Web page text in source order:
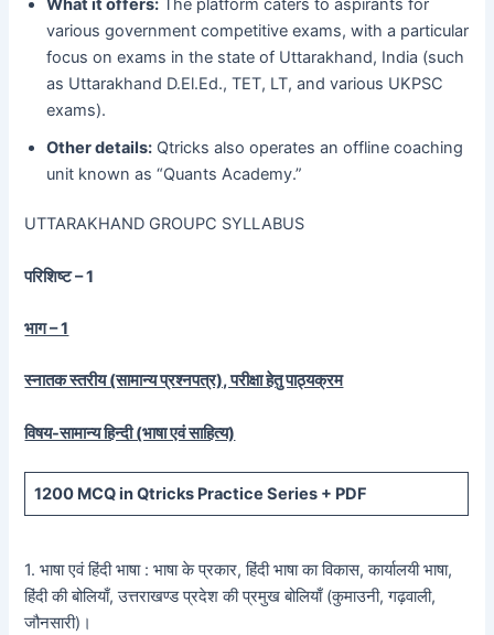
various government competitive exams, with a particular
focus on exams in the state of Uttarakhand, India (such
as Uttarakhand D.El.Ed., TET, LT, and various UKPSC
exams).
Other details: Qtricks also operates an offline coaching
unit known as “Quants Academy.”
UTTARAKHAND GROUPC SYLLABUS
परिशिष्ट – 1
भाग – 1
स्नातक स्तरीय (सामान्य प्रश्नपत्र), परीक्षा हेतु पाठ्यक्रम
विषय-सामान्य हिन्दी (भाषा एवं साहित्य)
1200 MCQ in Qtricks Practice Series + PDF
1. भाषा एवं हिंदी भाषा : भाषा के प्रकार, हिंदी भाषा का विकास, कार्यालयी भाषा,
हिंदी की बोलियाँ, उत्तराखण्ड प्रदेश की प्रमुख बोलियाँ (कुमाउनी, गढ़वाली,
जौनसारी)।